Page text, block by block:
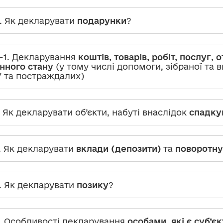
Як декларувати подарунки?
1. Декларування коштів, товарів, робіт, послуг,
стану (у тому числі допомоги, зібраної та
та постраждалих)
Як декларувати об’єкти, набуті внаслідок
Як декларувати вклади (депозити) та
Як декларувати позику?